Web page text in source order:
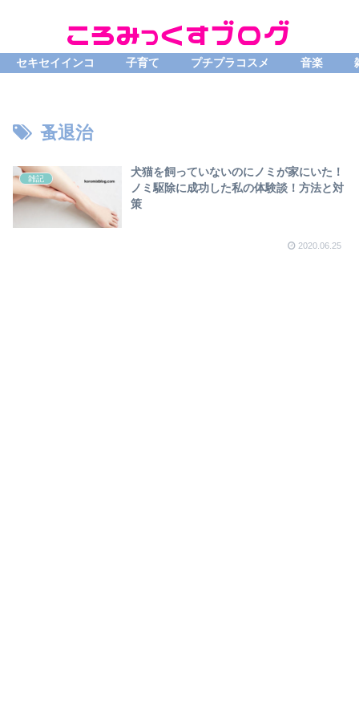
セキセイインコ 子育て プチプラコスメ 音楽
蚤退治
雑記
犬猫を飼っていないのにノミが家にいた！
ノミ駆除に成功した私の体験談！方法と対
策
2020.06.25